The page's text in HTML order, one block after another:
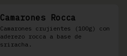
Camarones Rocca
Camarones crujientes (100g) con
aderezo rocca a base de
sriracha.